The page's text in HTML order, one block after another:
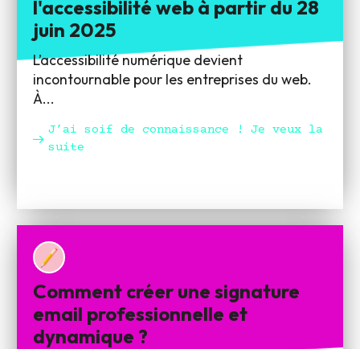
l'accessibilité web à partir du 28
juin 2025
L’accessibilité numérique devient
incontournable pour les entreprises du web.
À...
J’ai soif de connaissance ! Je veux la
suite
Comment créer une signature
email professionnelle et
dynamique ?